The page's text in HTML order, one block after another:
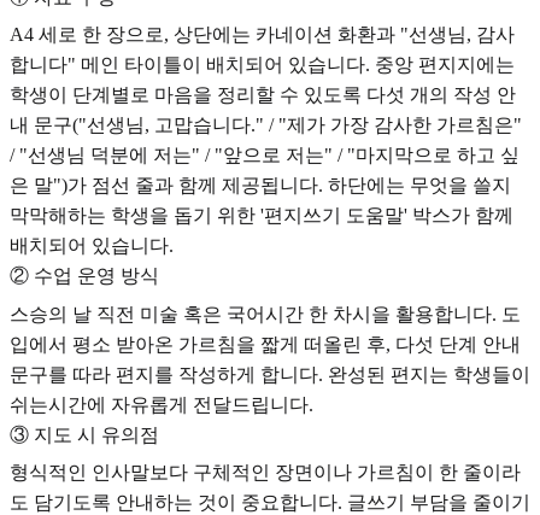
A4 세로 한 장으로, 상단에는 카네이션 화환과 "선생님, 감사
합니다" 메인 타이틀이 배치되어 있습니다. 중앙 편지지에는
학생이 단계별로 마음을 정리할 수 있도록 다섯 개의 작성 안
내 문구("선생님, 고맙습니다." / "제가 가장 감사한 가르침은"
/ "선생님 덕분에 저는" / "앞으로 저는" / "마지막으로 하고 싶
은 말")가 점선 줄과 함께 제공됩니다. 하단에는 무엇을 쓸지
막막해하는 학생을 돕기 위한 '편지쓰기 도움말' 박스가 함께
배치되어 있습니다.
② 수업 운영 방식
스승의 날 직전 미술 혹은 국어시간 한 차시을 활용합니다. 도
입에서 평소 받아온 가르침을 짧게 떠올린 후, 다섯 단계 안내
문구를 따라 편지를 작성하게 합니다. 완성된 편지는 학생들이
쉬는시간에 자유롭게 전달드립니다.
③ 지도 시 유의점
형식적인 인사말보다 구체적인 장면이나 가르침이 한 줄이라
도 담기도록 안내하는 것이 중요합니다. 글쓰기 부담을 줄이기